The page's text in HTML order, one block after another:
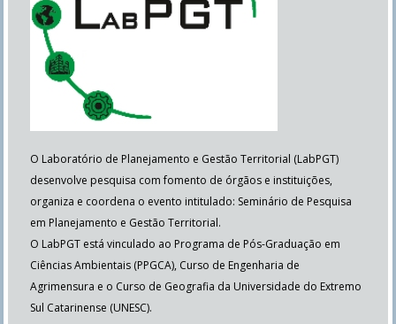
O Laboratório de Planejamento e Gestão Territorial (LabPGT)
desenvolve pesquisa com fomento de órgãos e instituições,
organiza e coordena o evento intitulado: Seminário de Pesquisa
em Planejamento e Gestão Territorial.
O LabPGT está vinculado ao Programa de Pós-Graduação em
Ciências Ambientais (PPGCA), Curso de Engenharia de
Agrimensura e o Curso de Geografia da Universidade do Extremo
Sul Catarinense (UNESC).